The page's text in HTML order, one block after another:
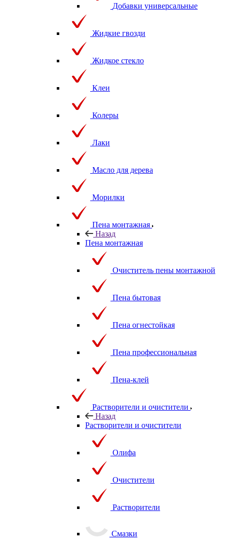
Добавки универсальные
Жидкие гвозди
Жидкое стекло
Клеи
Колеры
Лаки
Масло для дерева
Морилки
Пена монтажная
Назад
Пена монтажная
Очиститель пены монтажной
Пена бытовая
Пена огнестойкая
Пена профессиональная
Пена-клей
Растворители и очистители
Назад
Растворители и очистители
Олифа
Очистители
Растворители
Смазки